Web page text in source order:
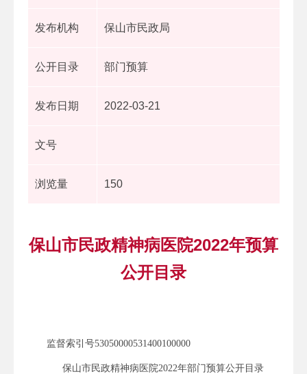
发布机构 保山市民政局
公开目录 部门预算
发布日期 2022-03-21
文号
浏览量 150
保山市民政精神病医院2022年预算
公开目录
监督索引号53050000531400100000
保山市民政精神病医院2022年部门预算公开目录